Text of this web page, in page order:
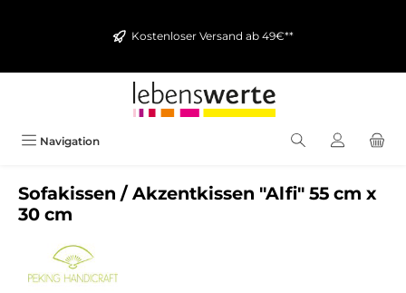
Kostenloser Versand ab 49€**
Navigation
Sofakissen / Akzentkissen "Alfi" 55 cm x
30 cm